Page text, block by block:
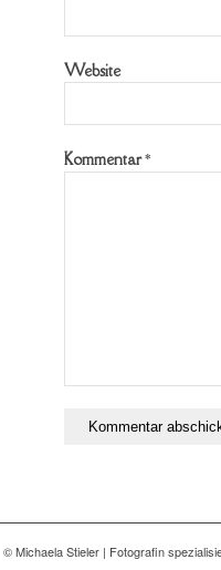
Website
Kommentar*
© Michaela Stieler | Fotografin